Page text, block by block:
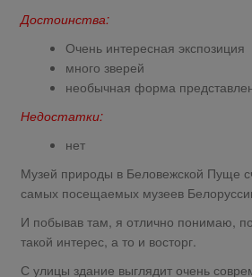
Достоинства:
Очень интересная экспозиция
много зверей
необычная форма
Недостатки:
нет
Музей природы в Беловежской Пуще
самых посещаемых музеев
И побывав там, я отлично понимаю,
такой интерес, а то и восторг.
С улицы здание выглядит очень